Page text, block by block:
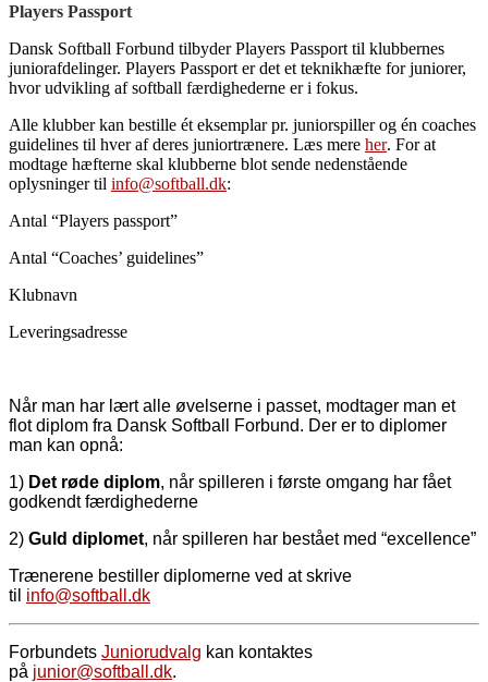
Players Passport
Dansk Softball Forbund tilbyderPlayers Passport til klubbernes
juniorafdelinger. Players Passport er det et teknikhæfte for juniorer,
hvor udvikling af softball færdighederne er i fokus.
Alle klubber kan bestille ét eksemplar pr. juniorspiller og én coaches
guidelines til hver af deres juniortrænere. Læs mere her. For at
modtage hæfterne skal klubberne blot sende nedenstående
oplysninger til info@softball.dk:
Antal “Players passport”
Antal “Coaches’ guidelines”
Klubnavn
Leveringsadresse
Når man har lært alle øvelserne i passet, modtager man et
flot diplom fra Dansk Softball Forbund. Der er to diplomer
man kan opnå:
1) Det røde diplom, når spilleren i første omgang har fået
godkendt færdighederne
2) Guld diplomet, når spilleren har bestået med “excellence”
Trænerene bestiller diplomerne ved at skrive
til info@softball.dk
Forbundets Juniorudvalg kan kontaktes
på junior@softball.dk.